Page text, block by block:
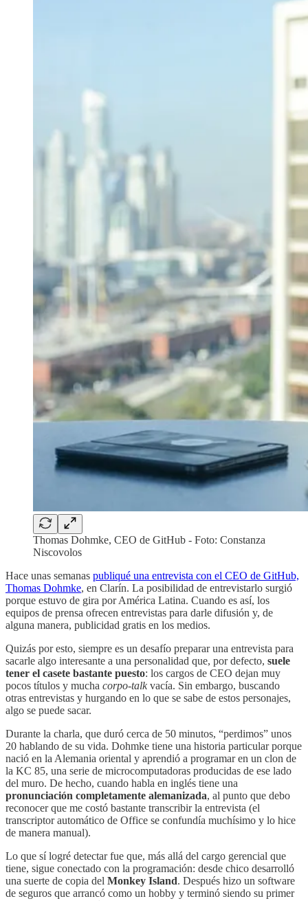
Thomas Dohmke, CEO de GitHub - Foto: Constanza
Niscovolos
Hace unas semanas publiqué una entrevista con el CEO de GitHub,
Thomas Dohmke, en Clarín. La posibilidad de entrevistarlo surgió
porque estuvo de gira por América Latina. Cuando es así, los
equipos de prensa ofrecen entrevistas para darle difusión y, de
alguna manera, publicidad gratis en los medios.
Quizás por esto, siempre es un desafío preparar una entrevista para
sacarle algo interesante a una personalidad que, por defecto, suele
tener el casete bastante puesto: los cargos de CEO dejan muy
pocos títulos y mucha corpo-talkvacía. Sin embargo, buscando
otras entrevistas y hurgando en lo que se sabe de estos personajes,
algo se puede sacar.
Durante la charla, que duró cerca de 50 minutos, “perdimos” unos
20 hablando de su vida. Dohmke tiene una historia particular porque
nació en la Alemania oriental y aprendió a programar en un clon de
la KC 85, una serie de microcomputadoras producidas de ese lado
del muro. De hecho, cuando habla en inglés tiene una
pronunciación completamente alemanizada, al punto que debo
reconocer que me costó bastante transcribir la entrevista (el
transcriptor automático de Office se confundía muchísimo y lo hice
de manera manual).
Lo que sí logré detectar fue que, más allá del cargo gerencial que
tiene, sigue conectado con la programación: desde chico desarrolló
una suerte de copia del Monkey Island. Después hizo un software
de seguros que arrancó como un hobby y terminó siendo su primer